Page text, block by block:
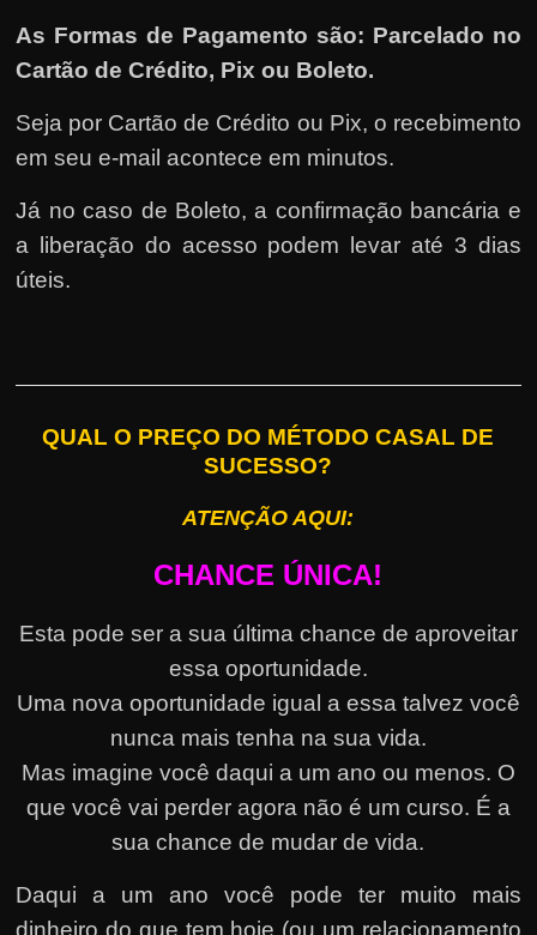
As Formas de Pagamento são: Parcelado no
Cartão de Crédito, Pix ou Boleto.
Seja por Cartão de Crédito ou Pix, o recebimento
em seu e-mail acontece em minutos.
Já no caso de Boleto, a confirmação bancária e
a liberação do acesso podem levar até 3 dias
úteis.
QUAL O PREÇO DO MÉTODO CASAL DE
SUCESSO?
ATENÇÃO AQUI:
CHANCE ÚNICA!
Esta pode ser a sua última chance de aproveitar
essa oportunidade.
Uma nova oportunidade igual a essa talvez você
nunca mais tenha na sua vida.
Mas imagine você daqui a um ano ou menos. O
que você vai perder agora não é um curso. É a
sua chance de mudar de vida.
Daqui a um ano você pode ter muito mais
dinheiro do que tem hoje (ou um relacionamento